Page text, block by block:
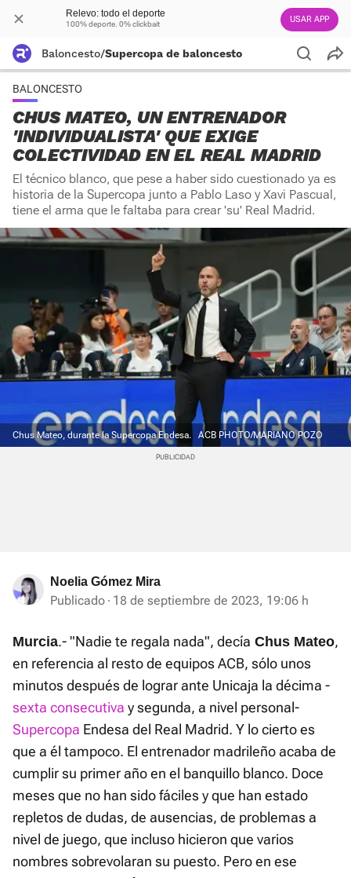
Relevo: todo el deporte
100% deporte. 0% clickbait USAR APP
Baloncesto/Supercopa de baloncesto
BALONCESTO
CHUS MATEO, UN ENTRENADOR
'INDIVIDUALISTA' QUE EXIGE
COLECTIVIDAD EN EL REAL MADRID
El técnico blanco, que pese a haber sido cuestionado ya es
historia de la Supercopa junto a Pablo Laso y Xavi Pascual,
tiene el arma que le faltaba para crear 'su' Real Madrid.
Chus Mateo, durante la Supercopa Endesa. ACB PHOTO/MARIANO POZO
Noelia Gómez Mira
Publicado 18 de septiembre de 2023, 19:06 h
Murcia.- "Nadie te regala nada", decía Chus Mateo,
en referencia al resto de equipos ACB, sólo unos
minutos después de lograr ante Unicaja la décima -
sexta consecutiva y segunda, a nivel personal-
Supercopa Endesa del Real Madrid. Y lo cierto es
que a él tampoco. El entrenador madrileño acaba de
cumplir su primer año en el banquillo blanco. Doce
meses que no han sido fáciles y que han estado
repletos de dudas, de ausencias, de problemas a
nivel de juego, que incluso hicieron que varios
nombres sobrevolaran su puesto. Pero en ese